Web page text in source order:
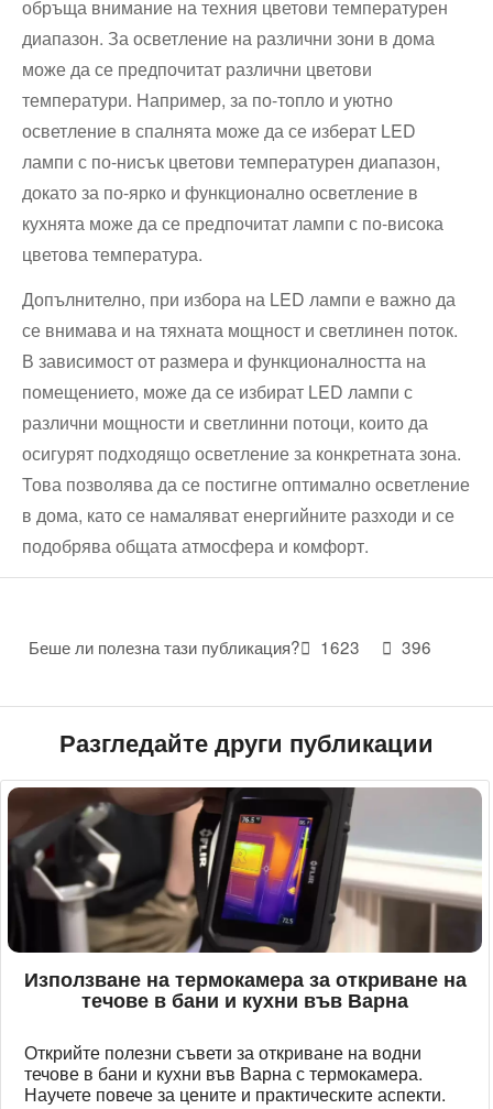
обръща внимание на техния цветови температурен
диапазон. За осветление на различни зони в дома
може да се предпочитат различни цветови
температури. Например, за по-топло и уютно
осветление в спалнята може да се изберат LED
лампи с по-нисък цветови температурен диапазон,
докато за по-ярко и функционално осветление в
кухнята може да се предпочитат лампи с по-висока
цветова температура.
Допълнително, при избора на LED лампи е важно да
се внимава и на тяхната мощност и светлинен поток.
В зависимост от размера и функционалността на
помещението, може да се избират LED лампи с
различни мощности и светлинни потоци, които да
осигурят подходящо осветление за конкретната зона.
Това позволява да се постигне оптимално осветление
в дома, като се намаляват енергийните разходи и се
подобрява общата атмосфера и комфорт.
Беше ли полезна тази публикация? 1623 396
Разгледайте други публикации
Използване на термокамера за откриване на
течове в бани и кухни във Варна
Открийте полезни съвети за откриване на водни
течове в бани и кухни във Варна с термокамера.
Научете повече за цените и практическите аспекти.